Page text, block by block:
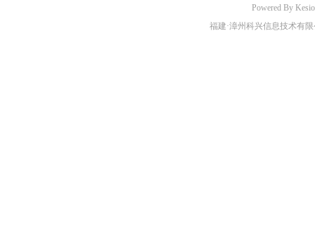
Powered By
福建·漳州科兴信息技术有